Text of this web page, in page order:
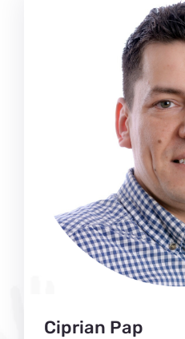
Ciprian Pap